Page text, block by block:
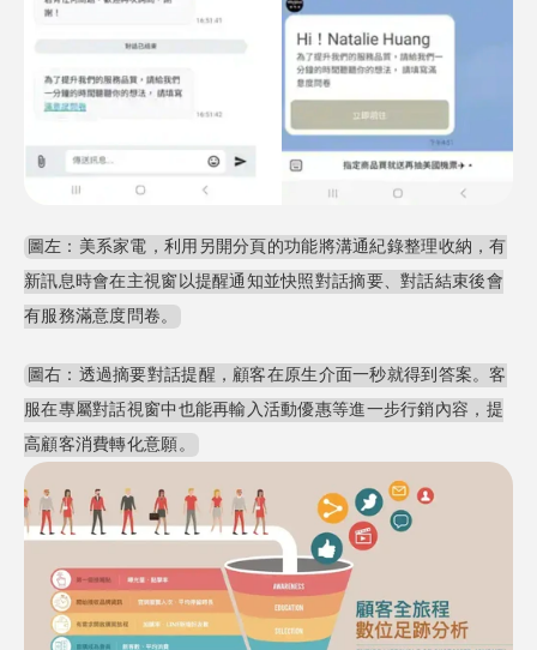
圖左：美系家電，利用另開分頁的功能將溝通紀錄整理收納，有
新訊息時會在主視窗以提醒通知並快照對話摘要、對話結束後會
有服務滿意度問卷。
圖右：透過摘要對話提醒，顧客在原生介面一秒就得到答案。客
服在專屬對話視窗中也能再輸入活動優惠等進一步行銷內容，提
高顧客消費轉化意願。